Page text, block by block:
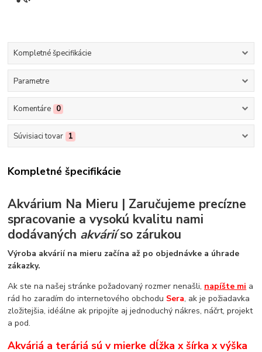
Kompletné špecifikácie
Parametre
Komentáre 0
Súvisiaci tovar 1
Kompletné špecifikácie
Akvárium Na Mieru | Zaručujeme precízne
spracovanie a vysokú kvalitu nami
dodávaných akváriíso zárukou
Výroba akvárií na mieru začína až po objednávke a úhrade
zákazky.
Ak ste na našej stránke požadovaný rozmer nenašli, napíšte mi a
rád ho zaradím do internetového obchodu Sera, ak je požiadavka
zložitejšia, idéálne ak pripojíte aj jednoduchý nákres, náčrt, projekt
a pod.
Akváriá a teráriá sú v mierke dĺžka x šírka x výška